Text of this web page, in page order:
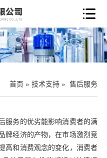

首页 »技术支持 » 售后服务
服务的优劣能影响消费者的满
牌经济的产物，在市场激烈竞
高和消费观念的变化，消费者